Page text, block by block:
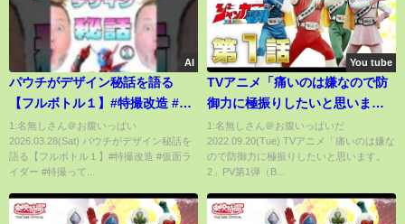
AI
パウチがデザイン秘話を語る
【フルボトル１】#特撮改造 #仮
面ライダー #特撮
1:名無しさん＠お腹いっぱい
2026.03.28(Sat) パウチがデザイン秘話を
語る【フルボトル１】#特撮改造 #仮面ラ
イダー #特撮って...
You tube
TVアニメ「痛いのは嫌なので防
御力に極振りしたいと思いま
す。2」PV第1弾（BOFURI
Season2）
1:名無しさん＠お腹いっぱいだ
2022.09.20(Tue) TVアニメ「痛いのは嫌な
ので防御力に極振りしたいと思います。
2」PV第1弾（B...